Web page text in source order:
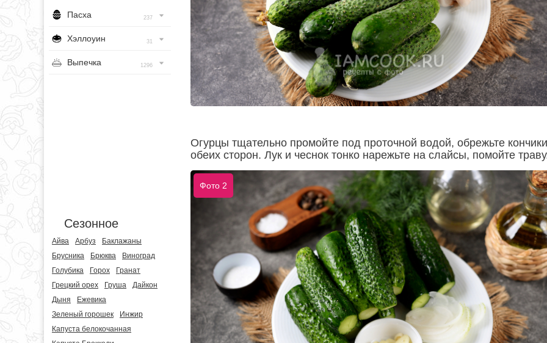
Пасха 237
Хэллоуин 31
Выпечка 1296
Сезонное
Айва Арбуз
Баклажаны
Брусника
Брюква
Виноград
Голубика
Горох
Гранат
Грецкий орех
Груша
Дайкон
Дыня
Ежевика
Зеленый горошек
Инжир
Капуста белокочанная
Огурцы тщательно промойте под проточной водой, обрежьте
обеих сторон. Лук и чеснок тонко нарежьте на слайсы, помойте
Фото 2